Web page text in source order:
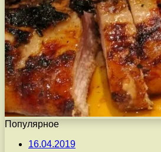
Популярное
16.04.2019